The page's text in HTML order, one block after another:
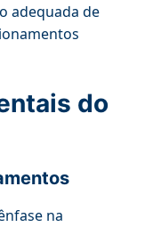
adequada de
do
na